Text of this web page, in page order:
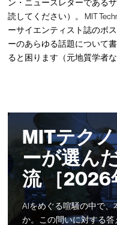
ン・ニュースレターである
読してください）。 MIT
ーサイエンティスト誌のボ
ーのあらゆる話題について
ると困ります（元地質学者
MITテク
ーが選ん
流 ［2026
AIをめぐる喧騒の中で
か。この問いに対する答